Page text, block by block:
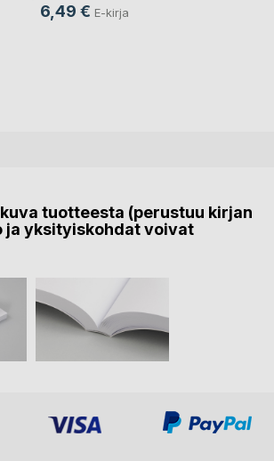
6,49 € E-kirja
tuotteesta (perustuu kirjan
ja yksityiskohdat voivat